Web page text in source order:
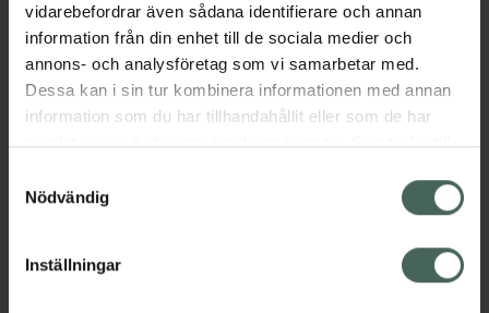
vidarebefordrar även sådana identifierare och annan
information från din enhet till de sociala medier och
annons- och analysföretag som vi samarbetar med.
Dessa kan i sin tur kombinera informationen med annan
information som du har tillhandahållit eller som de har
samlat in när du har använt deras tjänster. Samtycke till
återkalla ditt samtycke via webbplatsens
cookieinställningar. Ett återkallat samtycke påverkar inte
lagligheten av behandling som skett innan återkallelsen.
Nödvändig
Inställningar
Läs alltid bipacksedeln innan
användning.
EAN:07046265776161
Bipacksedel från FASS Visa